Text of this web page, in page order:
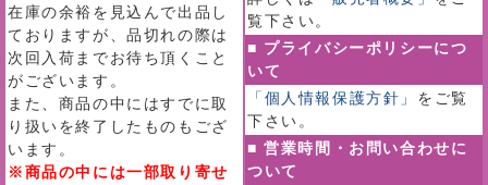
在庫の余裕を見込んで出品し
ておりますが、品切れの際は
次回入荷までお待ち頂くこと
がございます。
また、商品の中にはすでに取
り扱いを終了したものもござ
います。
※商品の中には一部取り寄せ
覧下さい。
■ プライバシーポリシーにつ
いて
「個人情報保護方針」 をご覧
下さい。
■ 営業時間・お問い合わせに
ついて